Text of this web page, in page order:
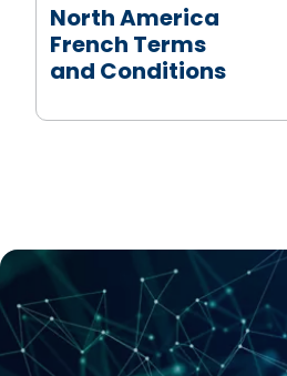
North America
French Terms
and Conditions